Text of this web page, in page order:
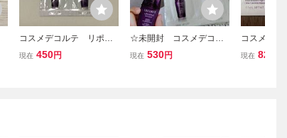
コスメデコルテ リポソ
ームアドバンストリペア
現在 450円
☆未開封 コスメデコル
テ リポソーム アドバンス
現在 530円
コスメデコ
ム アドバ
現在 828